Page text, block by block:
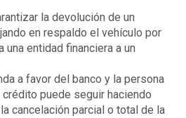
la devolución de un
en respaldo el vehículo por
entidad financiera a un
a favor del banco y la persona
puede seguir haciendo
cancelación parcial o total de la